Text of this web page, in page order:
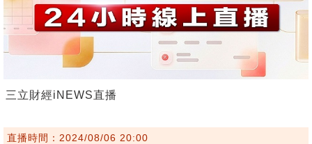
三立財經iNEWS直播
直播時間：2024/08/06 20:00